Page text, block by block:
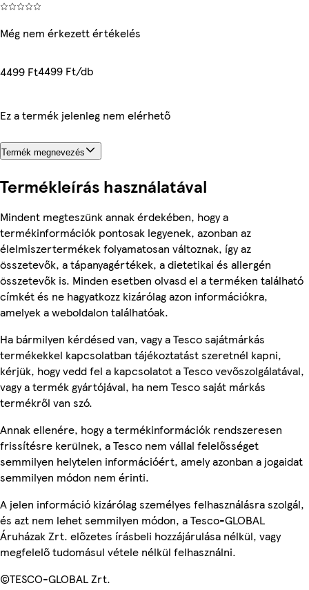
Még nem érkezett értékelés
4499 Ft4499 Ft/db
Ez a termék jelenleg nem elérhető
Termék megnevezés
Termékleírás használatával
Mindent megteszünk annak érdekében, hogy a
termékinformációk pontosak legyenek, azonban az
élelmiszertermékek folyamatosan változnak, így az
összetevők, a tápanyagértékek, a dietetikai és allergén
összetevők is. Minden esetben olvasd el a terméken található
címkét és ne hagyatkozz kizárólag azon információkra,
amelyek a weboldalon találhatóak.
Ha bármilyen kérdésed van, vagy a Tesco sajátmárkás
termékekkel kapcsolatban tájékoztatást szeretnél kapni,
kérjük, hogy vedd fel a kapcsolatot a Tesco vevőszolgálatával,
vagy a termék gyártójával, ha nem Tesco saját márkás
termékről van szó.
Annak ellenére, hogy a termékinformációk rendszeresen
frissítésre kerülnek, a Tesco nem vállal felelősséget
semmilyen helytelen információért, amely azonban a jogaidat
semmilyen módon nem érinti.
A jelen információ kizárólag személyes felhasználásra szolgál,
és azt nem lehet semmilyen módon, a Tesco-GLOBAL
Áruházak Zrt. előzetes írásbeli hozzájárulása nélkül, vagy
megfelelő tudomásul vétele nélkül felhasználni.
©TESCO-GLOBAL Zrt.